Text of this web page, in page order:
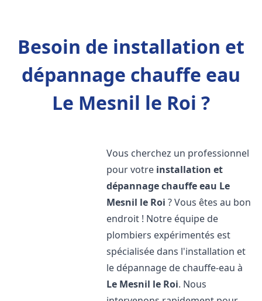
Besoin de installation et
dépannage chauffe eau
Le Mesnil le Roi ?
Vous cherchez un professionnel
pour votre installation et
dépannage chauffe eau Le
Mesnil le Roi ? Vous êtes au bon
endroit ! Notre équipe de
plombiers expérimentés est
spécialisée dans l'installation et
le dépannage de chauffe-eau à
Le Mesnil le Roi. Nous